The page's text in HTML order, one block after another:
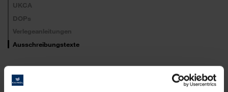
UKCA
DOPs
Verlegeanleitungen
Ausschreibungstexte
Ausschreibungstexte herunterladen